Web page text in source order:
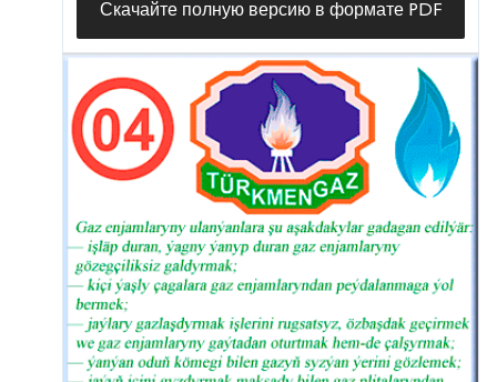
Скачайте полную версию в формате PDF